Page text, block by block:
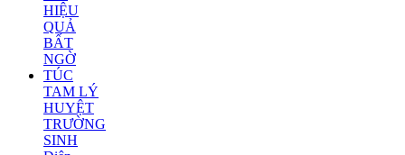
HIỆU
QUẢ
BẤT
NGỜ
TÚC
TAM LÝ
HUYỆT
TRƯỜNG
SINH